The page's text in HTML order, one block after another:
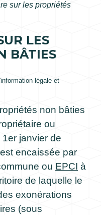
sur les propriétés
LES
BÂTIES
légale et
non bâties
ou
1er janvier de
encaissée par
ou EPCI à
de laquelle le
exonérations
(sous